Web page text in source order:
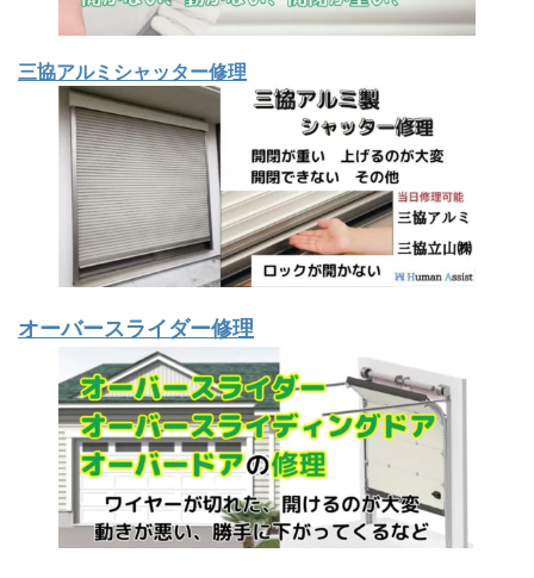
三協アルミシャッター修理
オーバースライダー修理